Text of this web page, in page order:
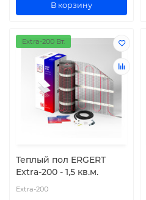
В корзину
Extra-200 Вт.
Теплый пол ERGERT
Extra-200 - 1,5 кв.м.
Extra-200